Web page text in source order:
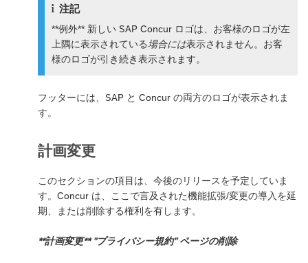
注記
**例外** 新しい SAP Concur ロゴは、お客様のロゴが左
上隅に表示されている場合には表示されません。お客
様のロゴが引き続き表示されます。
フッターには、SAP と Concur の両方のロゴが表示されま
す。
計画変更
このセクションの項目は、今後のリリースを予定していま
す。Concur は、ここで言及された機能拡張/変更の導入を延
期、または削除する権利を有します。
**計画変更** "プライバシー規約" ページの削除